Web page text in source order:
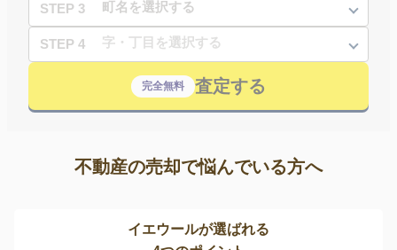
STEP 3
STEP 4
完全無料 査定する
不動産の売却で悩んでいる方へ
イエウールが選ばれる